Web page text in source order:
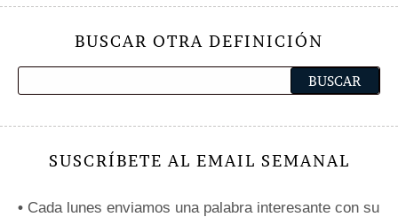
BUSCAR OTRA DEFINICIÓN
SUSCRÍBETE AL EMAIL SEMANAL
• Cada lunes enviamos una palabra interesante con su